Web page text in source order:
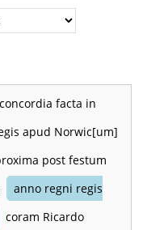
facta in
apud Norwic[um]
post festum
anno regni regis
coram Ricardo